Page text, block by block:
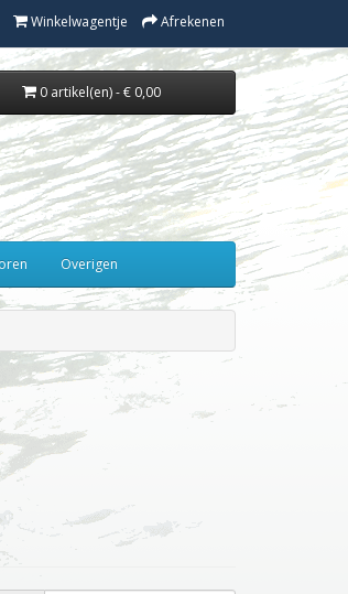
Winkelwagentje Afrekenen
0 artikel(en) - € 0,00
Overigen